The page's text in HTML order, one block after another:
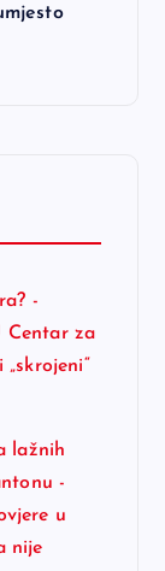
-
Centar za
lažnih
-
u
nije